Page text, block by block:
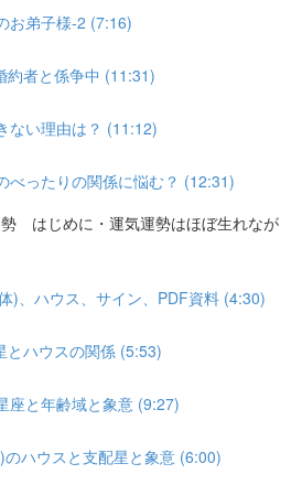
お弟子様-2 (7:16)
者と係争中 (11:31)
ない理由は？ (11:12)
べったりの関係に悩む？ (12:31)
勢 はじめに・運気運勢はほぼ生れなが
)、ハウス、サイン、PDF資料 (4:30)
とハウスの関係 (5:53)
座と年齢域と象意 (9:27)
ハウスと支配星と象意 (6:00)